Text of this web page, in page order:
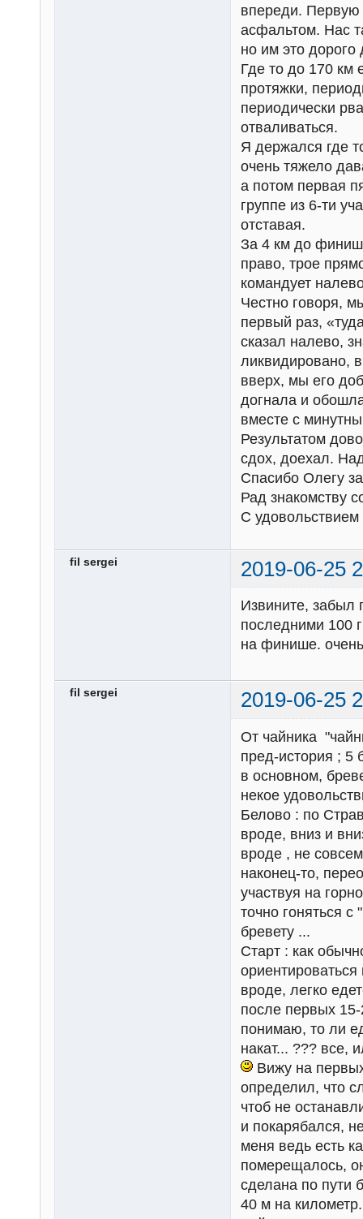
впереди. Первую
асфальтом. Нас
но им это дорого
Где то до 170 км
протяжки,
периодически
отваливаться.
Я держался где
очень тяжело
а потом первая
группе из 6-ти
отставая.
За 4 км до
право, трое
командует
Честно говоря,
первый раз,
сказал налево,
ликвидировано,
вверх, мы его
догнала и
вместе с
Результатом
сдох, доехал.
Спасибо Олегу
Рад знакомству
С
fil sergei 2019-06-25
Извините, забыл
последними 100
на финише.
fil sergei 2019-06-25
От чайника
пред-история ; 5
в основном,
некое
Белово : по
вроде, вниз и
вроде , не
наконец-то,
участвуя на
точно гоняться с
бревету ...
Старт : как
вроде, легко
после первых
понимаю, то ли
накат... ??? все,
Вижу на
определил, что
чтоб не
и покарябался,
меня ведь есть
померещалось,
сделана по пути
40 м на